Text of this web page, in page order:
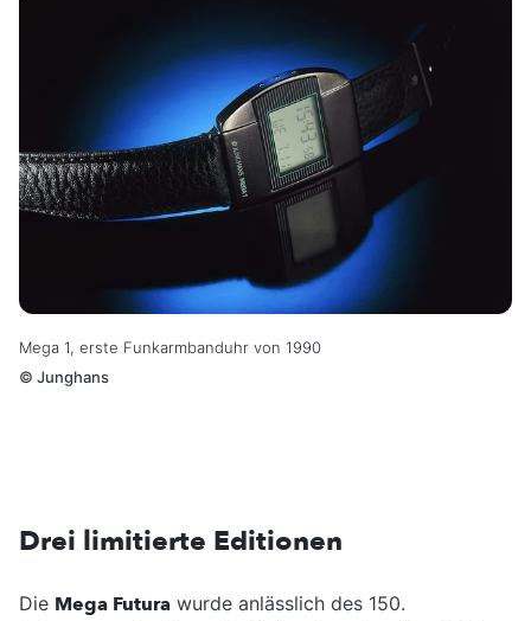
Mega 1, erste Funkarmbanduhr von 1990
© Junghans
Drei limitierte Editionen
Die Mega Futura wurde anlässlich des 150.